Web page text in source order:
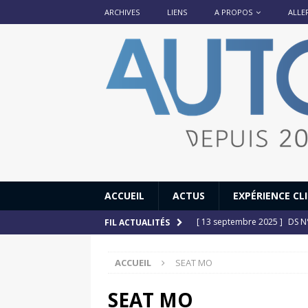
ARCHIVES LIENS A PROPOS
ACCUEIL ACTUS EXPÉRIENCE
FIL ACTUALITÉS [ 13 septembre 2025 ] DS
[ 6 juillet 2025 ]
ACCUEIL SEAT MO
SEAT MO